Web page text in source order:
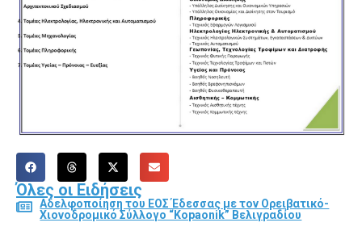
Όλες οι Ειδήσεις
Αδελφοποίηση του ΕΟΣ Έδεσσας με τον Ορειβατικό-
Χιονοδρομικό Σύλλογο “Kopaonik” Βελιγραδίου